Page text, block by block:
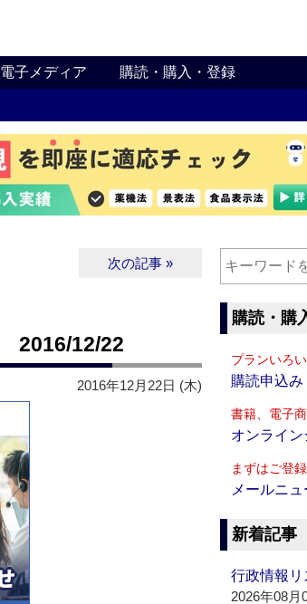
子メディア 購読・購入・登録
次の記事 »
2016/12/22
2016年12月22日 (木)
購読・購
プランいろ
購読申込み
書籍、電子
オンライ
まずはご登
メールニュ
新着記事
行政情報
2026年08月